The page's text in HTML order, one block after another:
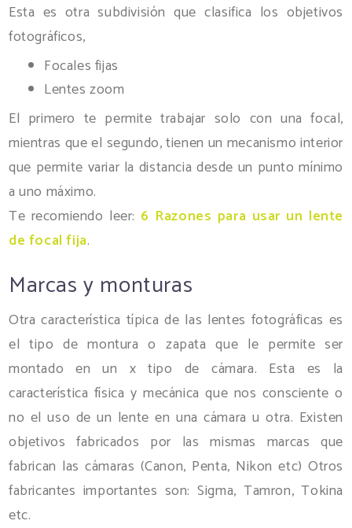
Esta es otra subdivisión que clasifica los objetivos
fotográficos,
Focales fijas
Lentes zoom
El primero te permite trabajar solo con una focal,
mientras que el segundo, tienen un mecanismo interior
que permite variar la distancia desde un punto mínimo
a uno máximo.
Te recomiendo leer: 6 Razones para usar un lente
de focal fija.
Marcas y monturas
Otra característica típica de las lentes fotográficas es
el tipo de montura o zapata que le permite ser
montado en un x tipo de cámara. Esta es la
característica física y mecánica que nos consciente o
no el uso de un lente en una cámara u otra. Existen
objetivos fabricados por las mismas marcas que
fabrican las cámaras (Canon, Penta, Nikon etc) Otros
fabricantes importantes son: Sigma, Tamron, Tokina
etc.